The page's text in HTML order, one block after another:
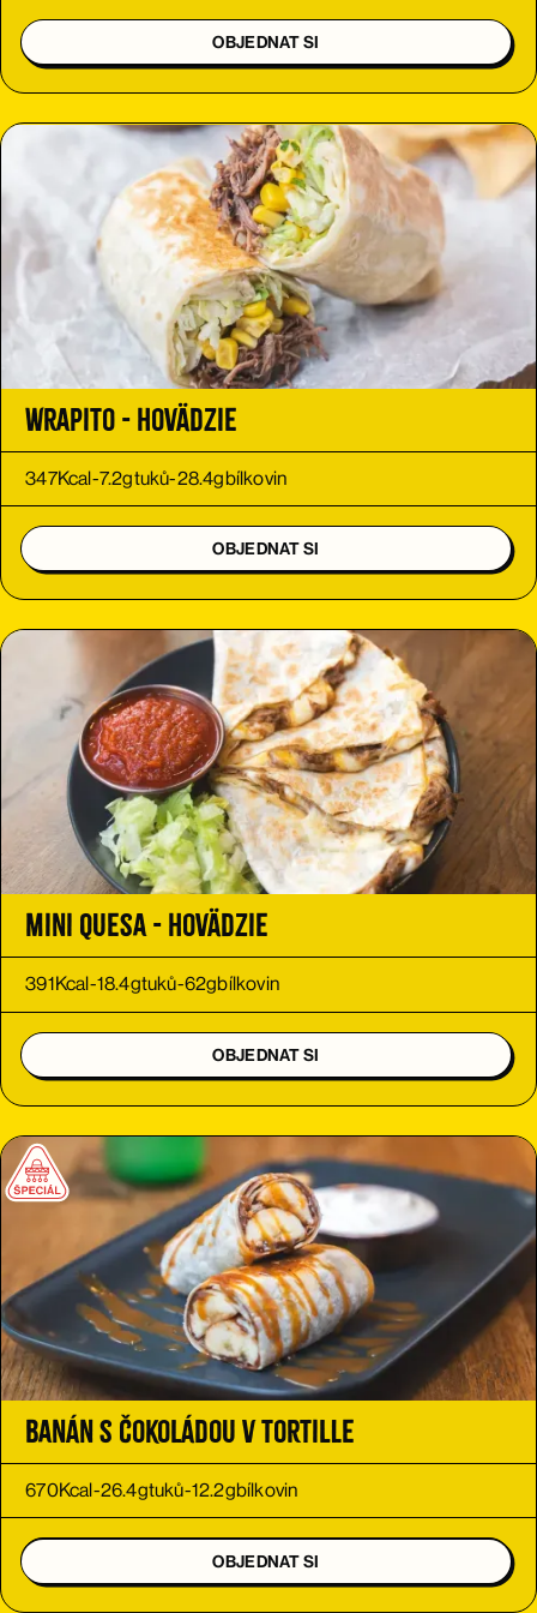
OBJEDNAT SI
Wrapito - hovädzie
347Kcal-7.2gtuků-28.4gbílkovin
OBJEDNAT SI
Mini Quesa - hovädzie
391Kcal-18.4gtuků-62gbílkovin
OBJEDNAT SI
Banán s čokoládou v tortille
670Kcal-26.4gtuků-12.2gbílkovin
OBJEDNAT SI